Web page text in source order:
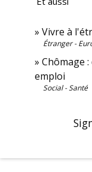
Vivre à
Étranger -
Chômage
emploi
Social - Santé